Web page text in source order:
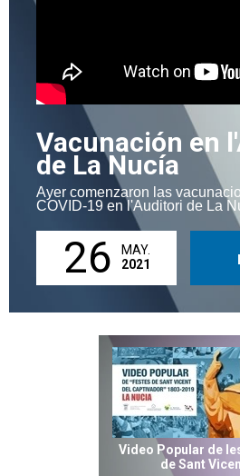
Vacunación en
de La Nucía
Ayer comenzaron las
COVID-19 en l'Auditori de La
26
MAY.
2021
Video Popular de
de Sant